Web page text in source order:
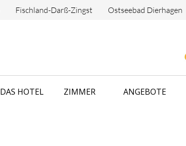
Fischland-Darß-Zingst Ostseebad Dierhagen
DAS HOTEL ZIMMER ANGEBOTE